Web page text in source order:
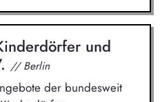
und
// Berlin
der bundesweit